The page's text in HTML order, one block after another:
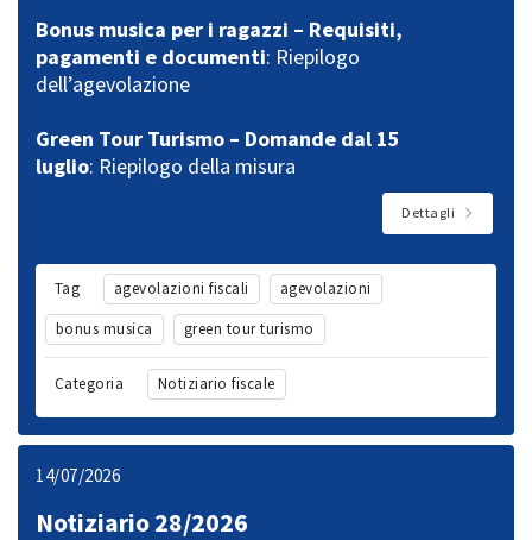
Bonus musica per i ragazzi – Requisiti,
pagamenti e documenti: Riepilogo
dell’agevolazione
Green Tour Turismo – Domande dal 15
luglio: Riepilogo della misura
Dettagli
Tag agevolazioni fiscali
agevolazioni
bonus musica
green tour turismo
Categoria Notiziario fiscale
14/07/2026
Notiziario 28/2026